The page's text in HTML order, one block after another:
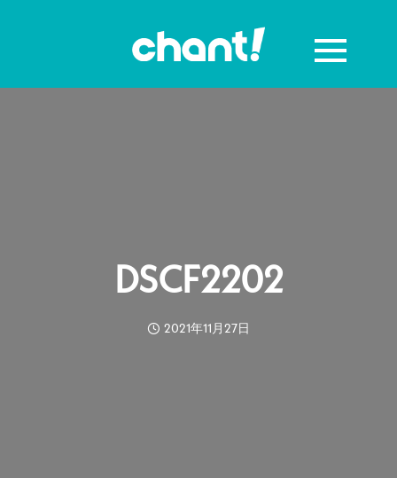
DSCF2202
2021年11月27日